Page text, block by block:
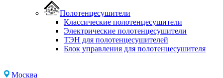
Полотенцесушители
Классические полотенцесушители
Электрические полотенцесушители
ТЭН для полотенцесушителей
Блок управления для полотенцесушителя
Москва